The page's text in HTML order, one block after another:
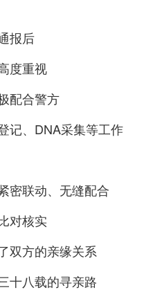
报后
度重视
配合警方
记、DNA采集等工作
密联动、无缝配合
对核实
双方的亲缘关系
十八载的寻亲路